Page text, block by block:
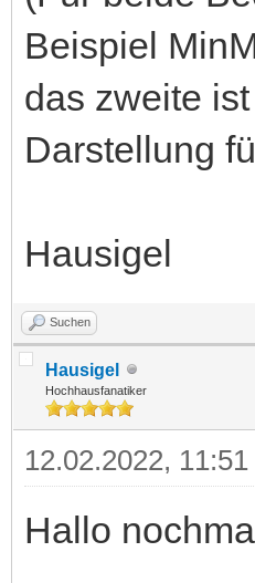
Beispiel
das zweite
Darstellung
Hausigel
Suchen
Hausigel
Hochhausfanatiker
12.02.2022, 11:51
Hallo